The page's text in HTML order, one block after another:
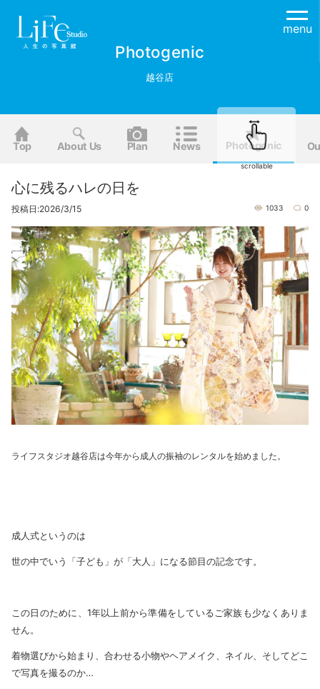
menu
Photogenic
越谷店
Top About Us Plan News Photogenic
scrollable
心に残るハレの日を
投稿日:2026/3/15 1033 0
ライフスタジオ越谷店は今年から成人の振袖のレンタルを始めました。
成人式というのは
世の中でいう「子ども」が「大人」になる節目の記念です。
この日のために、1年以上前から準備をしているご家族も少なくありま
せん。
着物選びから始まり、合わせる小物やヘアメイク、ネイル、そしてどこ
で写真を撮るのか…